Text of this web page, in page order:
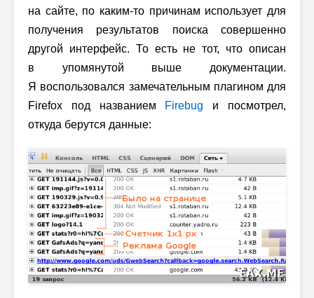
на сайте, по каким-то причинам использует для
получения результатов поиска совершенно
другой интерфейс. То есть не тот, что описан
в упомянутой выше документации.
Я воспользовался замечательным плагином для
Firefox под названием Firebug и посмотрел,
откуда берутся данные: